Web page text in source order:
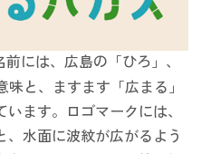
には、広島の「ひろ」、
味と、ますます「広まる」
ます。ロゴマークには、
水面に波紋が広がるよう